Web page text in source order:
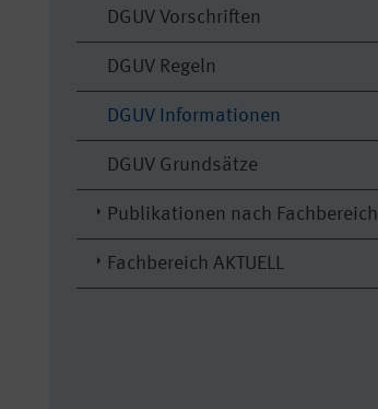
DGUV Vorschriften
DGUV Regeln
DGUV Informationen
DGUV Grundsätze
Publikationen nach Fachbereich
Fachbereich AKTUELL